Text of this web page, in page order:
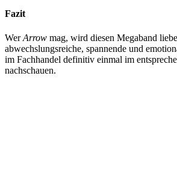
Fazit
WerArrow mag, wird diesen Megaband
abwechslungsreiche, spannende und
im Fachhandel definitiv einmal im
nachschauen.